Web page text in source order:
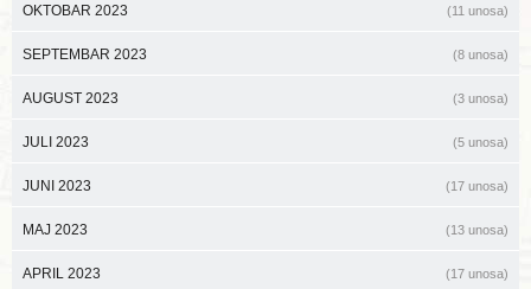
OKTOBAR 2023 (11 unosa)
SEPTEMBAR 2023 (8 unosa)
AUGUST 2023 (3 unosa)
JULI 2023 (5 unosa)
JUNI 2023 (17 unosa)
MAJ 2023 (13 unosa)
APRIL 2023 (17 unosa)